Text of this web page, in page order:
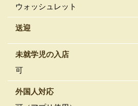
ウォッシュレット
送迎
未就学児の入店
可
外国人対応